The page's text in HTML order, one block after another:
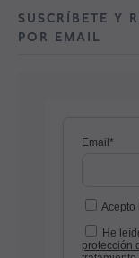
SUSCRÍBETE Y
POR EMAIL